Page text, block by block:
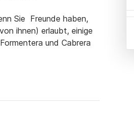
Sie  Freunde haben,
ihnen) erlaubt, einige
und Cabrera
ein Badezimmer, die
den Balearen mit einem